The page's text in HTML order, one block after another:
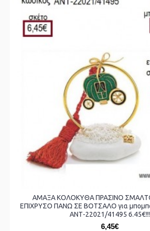
ΑΜΑΞΑ ΚΟΛΟΚΥΘΑ ΠΡΑΣΙΝΟ
ΕΠΙΧΡΥΣΟ ΠΑΝΩ ΣΕ ΒΟΤΣΑΛΟ για
ΑΝΤ-22021/41495 6.45€!!!
6,45€